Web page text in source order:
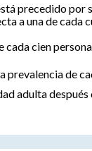
precedido
a una de cada
cada cien
de
adulta